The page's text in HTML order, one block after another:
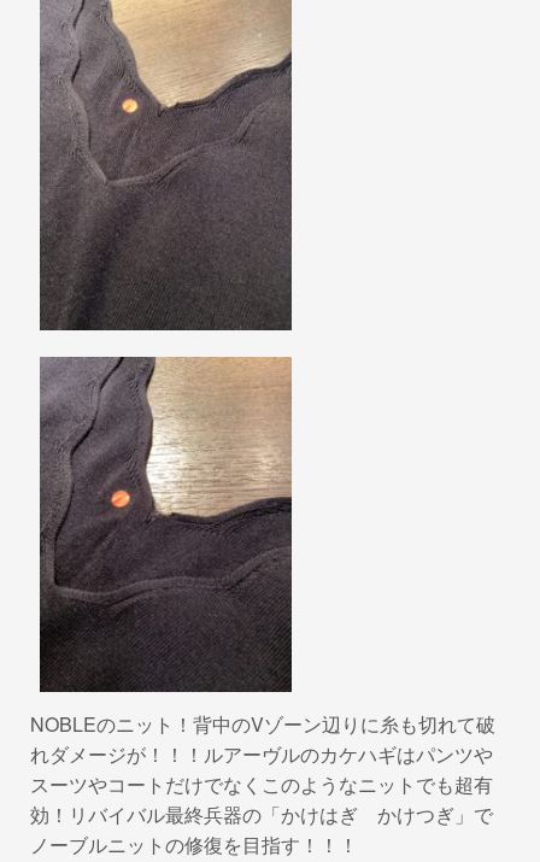
NOBLEのニット！背中のVゾーン辺りに糸も切れて破
れダメージが！！！ルアーヴルのカケハギはパンツや
スーツやコートだけでなくこのようなニットでも超有
効！リバイバル最終兵器の「かけはぎ かけつぎ」で
ノーブルニットの修復を目指す！！！